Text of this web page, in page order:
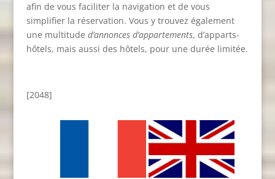
afin de vous faciliter la navigation et de vous
simplifier la réservation. Vous y trouvez également
une multitude d’annonces d’appartements, d’apparts-
hôtels, mais aussi des hôtels, pour une durée limitée.
[2048]